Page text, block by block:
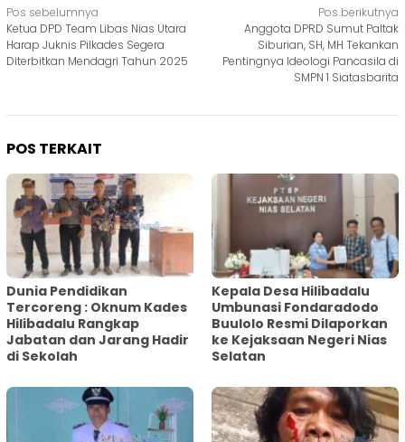
Navigasi
pos
Pos sebelumnya
Ketua DPD Team Libas Nias Utara
Harap Juknis Pilkades Segera
Diterbitkan Mendagri Tahun 2025
Pos berikutnya
Anggota DPRD Sumut Paltak
Siburian, SH, MH Tekankan
Pentingnya Ideologi Pancasila di
SMPN 1 Siatasbarita
POS TERKAIT
Dunia Pendidikan
Tercoreng : Oknum Kades
Hilibadalu Rangkap
Jabatan dan Jarang Hadir
di Sekolah
Kepala Desa Hilibadalu
Umbunasi Fondaradodo
Buulolo Resmi Dilaporkan
ke Kejaksaan Negeri Nias
Selatan